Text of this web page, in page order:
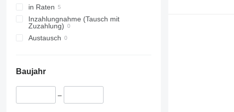
in Raten
Inzahlungnahme (Tausch mit
Zuzahlung)
Austausch
Baujahr
–